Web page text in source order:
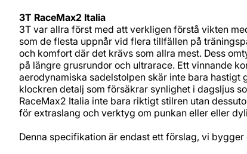
3T RaceMax2 Italia
3T var allra först med att verkligen förstå vikten
som de flesta uppnår vid flera tillfällen på
och komfort där det krävs som allra mest. Dess
på längre grusrundor och ultrarace. Ett vinnande
aerodynamiska sadelstolpen skär inte bara
klockren detalj som försäkrar synlighet i dagsljus
RaceMax2 Italia inte bara riktigt stilren utan
för extraslang och verktyg om punkan eller eller
Denna specifikation är endast ett förslag, vi